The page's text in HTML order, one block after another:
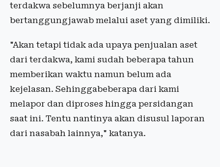
terdakwa sebelumnya berjanji akan
bertanggungjawab melalui aset yang dimiliki.
"Akan tetapi tidak ada upaya penjualan aset
dari terdakwa, kami sudah beberapa tahun
memberikan waktu namun belum ada
kejelasan. Sehinggabeberapa dari kami
melapor dan diproses hingga persidangan
saat ini. Tentu nantinya akan disusul laporan
dari nasabah lainnya," katanya.